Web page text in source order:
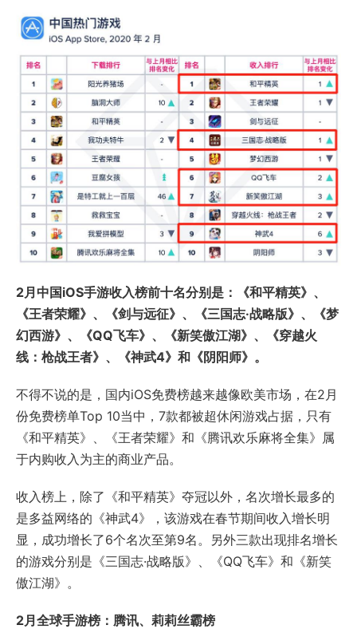
2月中国iOS手游收入榜前十名分别是：《和平精英》、
《王者荣耀》、《剑与远征》、《三国志·战略版》、《梦
幻西游》、《QQ飞车》、《新笑傲江湖》、《穿越火
线：枪战王者》、《神武4》和《阴阳师》。
不得不说的是，国内iOS免费榜越来越像欧美市场，在2月
份免费榜单Top 10当中，7款都被超休闲游戏占据，只有
《和平精英》、《王者荣耀》和《腾讯欢乐麻将全集》属
于内购收入为主的商业产品。
收入榜上，除了《和平精英》夺冠以外，名次增长最多的
是多益网络的《神武4》，该游戏在春节期间收入增长明
显，成功增长了6个名次至第9名。另外三款出现排名增长
的游戏分别是《三国志·战略版》、《QQ飞车》和《新笑
傲江湖》。
2月全球手游榜：腾讯、莉莉丝霸榜